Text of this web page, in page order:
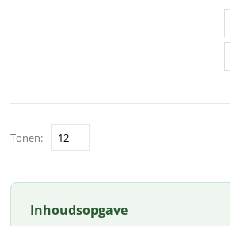
Tonen:
Inhoudsopgave